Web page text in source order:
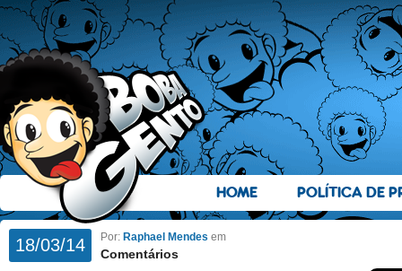
HOME POLÍTICA DE
18/03/14 Por: Raphael Mendes em
Comentários